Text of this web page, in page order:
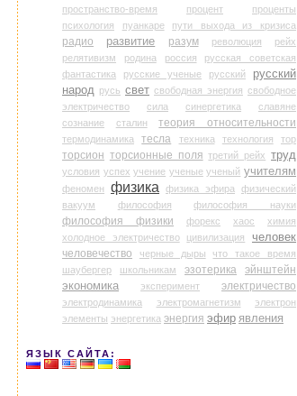
пространство-время
процент
проценты
психология
пуанкаре пути выхода из кризиса
радио развитие разум революция
рейх
релятивизм
родина россия
русская советская
фантастика
русские ученые русский
русский
народ русь свет свободная энергия свободное
электричество
сила синергетика
славяне
сознание
сталин теория относительности
термодинамика тесла техника технология тор
торсион торсионные поля третий рейх труд
условия успех учение ученые ученый учителям
феномен физика физика эфира
физический
вакуум
философия философия науки
философия физики форекс хаос
химия
холодное электричество
цивилизация человек
человечество черные дыры
что такое время
шаубергер
школьникам эзотерика
эйнштейн
экономика
эксперимент электричество
электродинамика электромагнетизм
электрон
элементы энергетика энергия эфир явления
ЯЗЫК САЙТА: